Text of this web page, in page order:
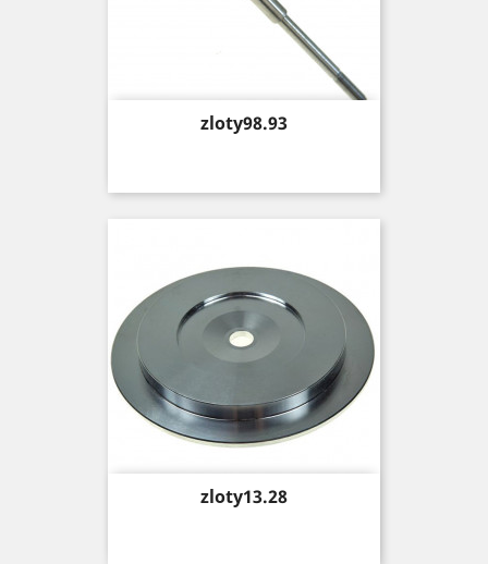
Price
zloty98.93
Price
zloty13.28